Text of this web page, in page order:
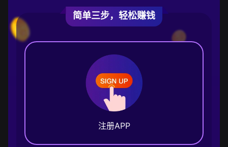
简单三步，轻松赚钱
注册APP